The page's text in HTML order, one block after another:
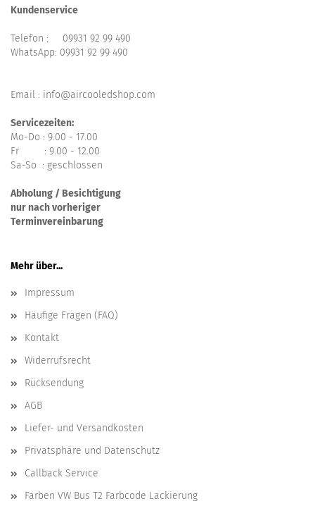
Kundenservice
Telefon : 09931 92 99 490
WhatsApp: 09931 92 99 490
Email : info@aircooledshop.com
Servicezeiten:
Mo-Do : 9.00 - 17.00
Fr : 9.00 - 12.00
Sa-So : geschlossen
Abholung / Besichtigung
nur nach vorheriger
Terminvereinbarung
Mehr über...
Impressum
Häufige Fragen (FAQ)
Kontakt
Widerrufsrecht
Rücksendung
AGB
Liefer- und Versandkosten
Privatsphäre und Datenschutz
Callback Service
Farben VW Bus T2 Farbcode Lackierung